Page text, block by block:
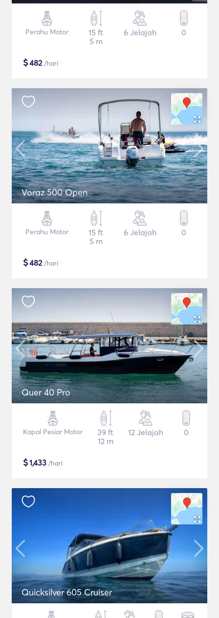
Perahu Motor
15 ft
5 m
6 Jelajah 0
$482/hari
Voraz 500 Open
Perahu Motor
15 ft
5 m
6 Jelajah 0
$482/hari
Quer 40 Pro
Kapal Pesiar Motor
39 ft
12 m
12 Jelajah 0
$1,433 /hari
Quicksilver 605 Cruiser